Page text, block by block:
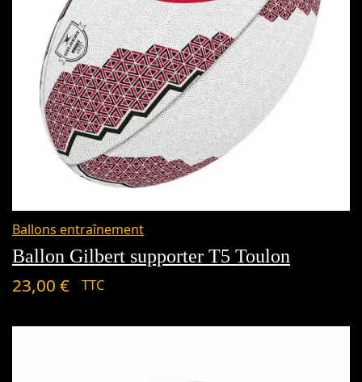
Ballons entraînement
Ballon Gilbert supporter T5 Toulon
23,00 € TTC